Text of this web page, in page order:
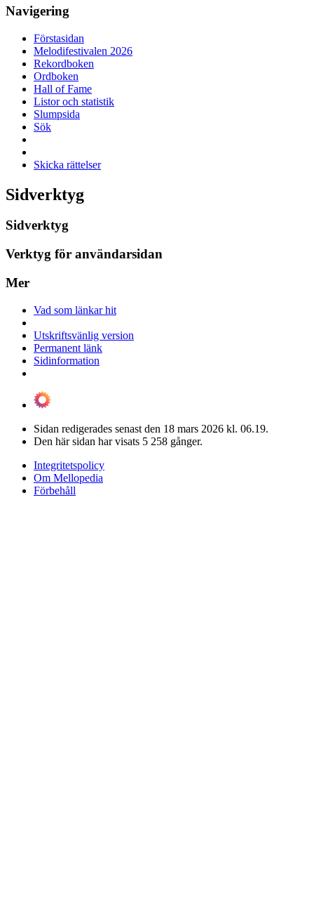
Navigering
Förstasidan
Melodifestivalen 2026
Rekordboken
Ordboken
Hall of Fame
Listor och statistik
Slumpsida
Sök
Skicka rättelser
Sidverktyg
Sidverktyg
Verktyg för användarsidan
Mer
Vad som länkar hit
Utskriftsvänlig version
Permanent länk
Sidinformation
Sidan redigerades senast den 18 mars 2026 kl. 06.19.
Den här sidan har visats 5 258 gånger.
Integritetspolicy
Om Mellopedia
Förbehåll